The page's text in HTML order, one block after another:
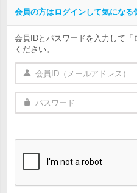
会員の方はログインして気になる
会員IDとパスワードを入力して
ください。